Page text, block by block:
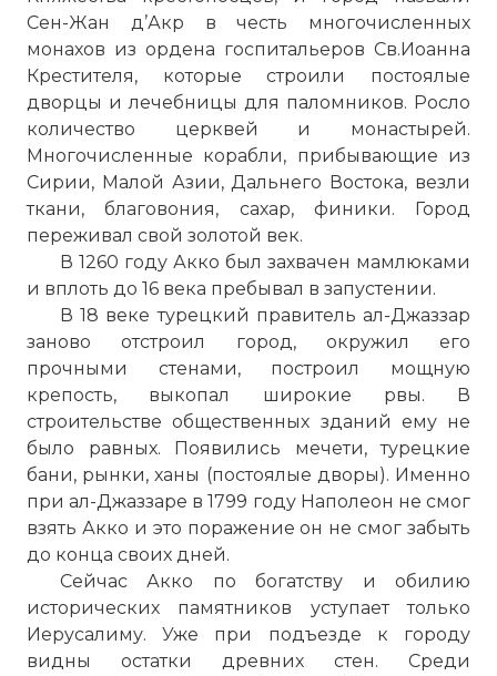
Сен-Жан д’Акр в честь многочисленных
монахов из ордена госпитальеров Св.Иоанна
Крестителя, которые строили постоялые
дворцы и лечебницы для паломников. Росло
количество церквей и монастырей.
Многочисленные корабли, прибывающие из
Сирии, Малой Азии, Дальнего Востока, везли
ткани, благовония, сахар, финики. Город
переживал свой золотой век.
В 1260 году Акко был захвачен мамлюками
и вплоть до 16 века пребывал в запустении.
В 18 веке турецкий правитель ал-Джаззар
заново отстроил город, окружил его
прочными стенами, построил мощную
крепость, выкопал широкие рвы. В
строительстве общественных зданий ему не
было равных. Появились мечети, турецкие
бани, рынки, ханы (постоялые дворы). Именно
при ал-Джаззаре в 1799 году Наполеон не смог
взять Акко и это поражение он не смог забыть
до конца своих дней.
Cейчас Акко по богатству и обилию
исторических памятников уступает только
Иерусалиму. Уже при подъезде к городу
видны
остатки древних стен. Среди